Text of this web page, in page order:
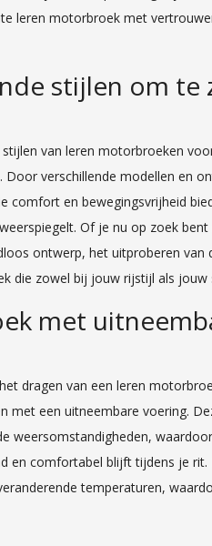
leren motorbroek met
stijlen om te
van leren motorbroeken
verschillende modellen en
comfort en bewegingsvrijheid
Of je nu op zoek
ontwerp, het uitproberen van
die zowel bij jouw rijstijl als jouw
met
dragen van een leren
met een uitneembare voering.
weersomstandigheden,
en comfortabel blijft tijdens je
temperaturen,